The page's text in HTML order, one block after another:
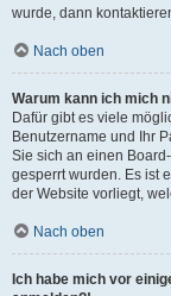
wurde, dann
Nach oben
Warum kann ich mich
Dafür gibt es viele
Benutzername und Ihr
Sie sich an einen
gesperrt wurden. Es ist
der Website vorliegt,
Nach oben
Ich habe mich vor